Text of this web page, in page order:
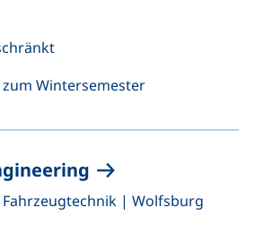
Wintersemester
| Wolfsburg